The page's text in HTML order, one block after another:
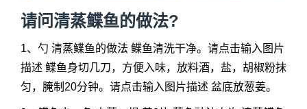
请问清蒸鲽鱼的做法?
1、勺 清蒸鲽鱼的做法 鲽鱼清洗干净。请点击输入图片
描述 鲽鱼身切几刀，方便入味，放料酒，盐，胡椒粉抹
匀，腌制20分钟。请点击输入图片描述 盆底放葱姜。